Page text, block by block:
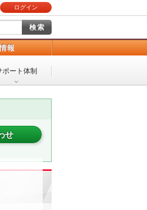
ログイン
報
ポート体制
せ